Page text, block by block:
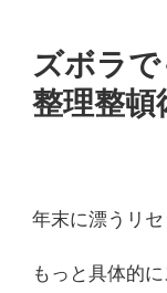
ズボラ
整理整頓
年末に漂うリセ
もっと具体的